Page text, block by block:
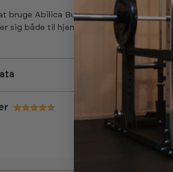
bruge Abilica Bumper WeightBar
sig både til hjemmetræning og til brug
4.9 ud af 5 stjerner